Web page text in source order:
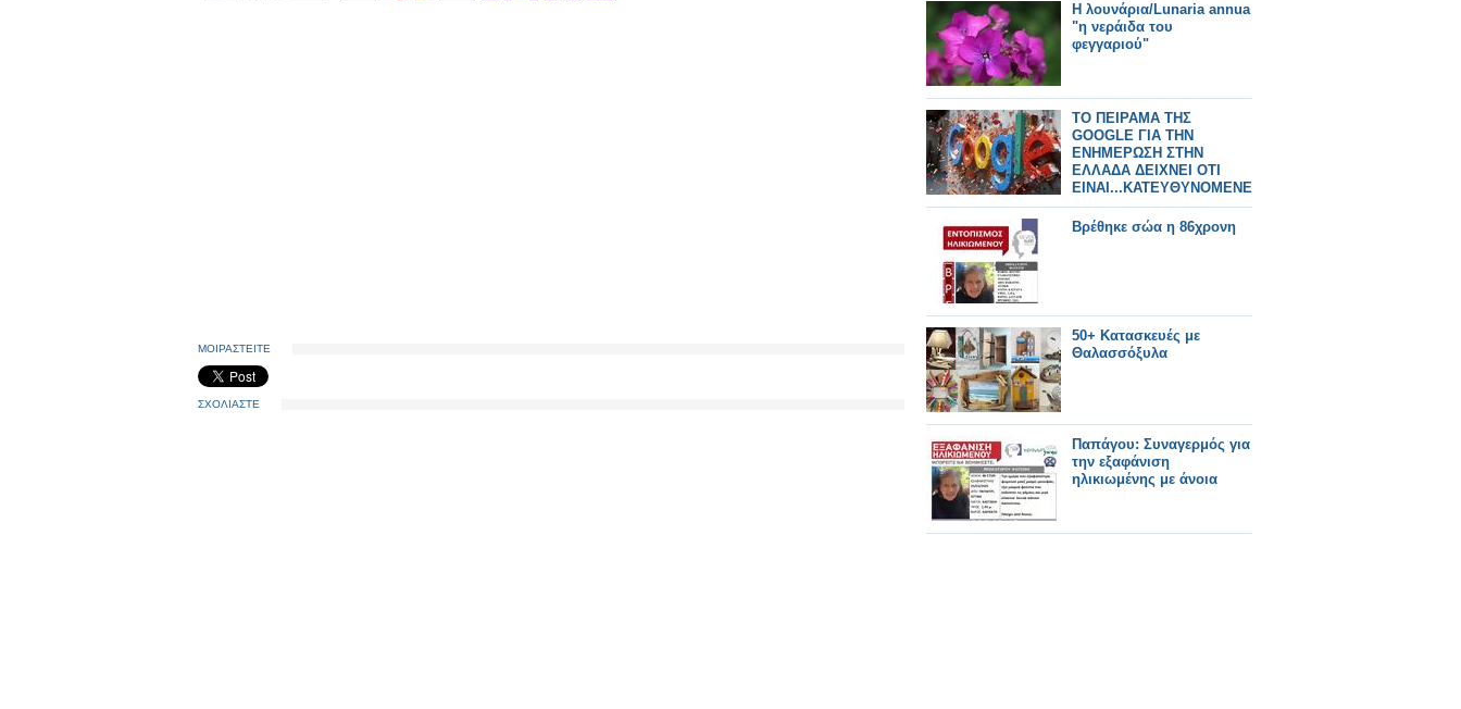
ΜΟΙΡΑΣΤΕΙΤΕ
ΣΧΟΛΙΑΣΤΕ
Η λουνάρια/Lunaria annua
"η νεράιδα του
φεγγαριού"
ΤΟ ΠΕΙΡΑΜΑ ΤΗΣ
GOOGLE ΓΙΑ ΤΗΝ
ΕΝΗΜΕΡΩΣΗ ΣΤΗΝ
ΕΛΛΑΔΑ ΔΕΙΧΝΕΙ ΟΤΙ
ΕΙΝΑΙ...ΚΑΤΕΥΘΥΝΟΜΕΝΕΣ
Βρέθηκε σώα η 86χρονη
50+ Κατασκευές με
Θαλασσόξυλα
Παπάγου: Συναγερμός για
την εξαφάνιση
ηλικιωμένης με άνοια